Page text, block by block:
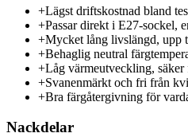
+Lägst driftskostnad bland
+Passar direkt i E27-sockel,
+Mycket lång livslängd, upp
+Behaglig neutral
+Låg värmeutveckling, säker
+Svanenmärkt och fri från
+Bra färgåtergivning för
Nackdelar